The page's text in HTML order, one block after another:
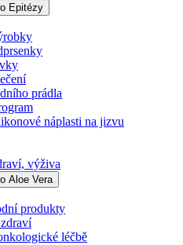
Epitézy
prádla
náplasti na jizvu
výživa
Aloe Vera
produkty
léčbě